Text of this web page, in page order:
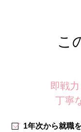
こ
即戦
丁寧
1年次から就職